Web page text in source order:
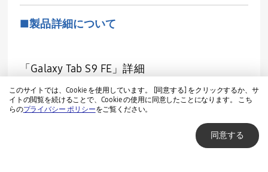
このサイトでは、Cookie を使用しています。 [同意する] をクリックするか、サ
イトの閲覧を続けることで、Cookie の使用に同意したことになります。 こち
らのプライバシー ポリシーをご覧ください。
同意する
■製品詳細について
「Galaxy Tab S9 FE」詳細
https://www.samsung.com/jp/tablets/galaxy-
tab-s/galaxy-tab-s9-fe-wifi-gray-128gb-sm-
「Galaxy Tab S9 FE シリーズ」純正アクセサリ